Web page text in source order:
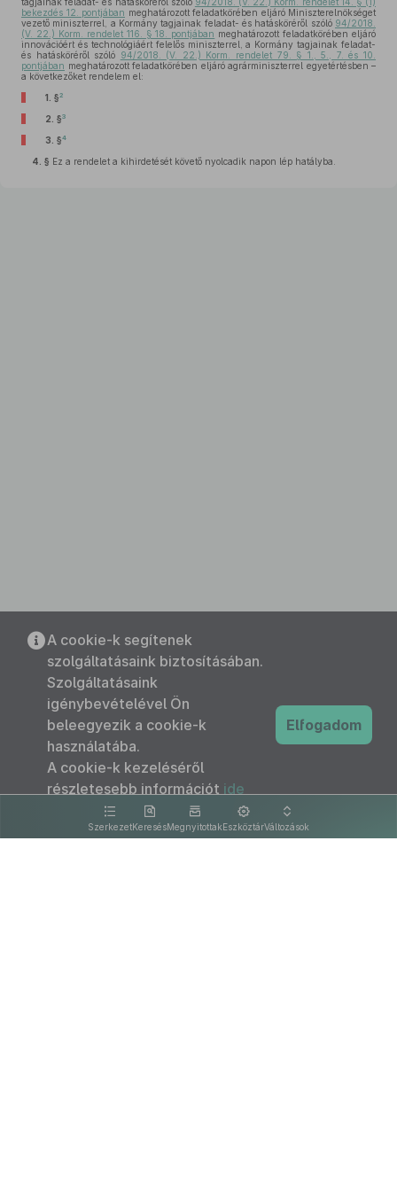
bekezdés 12. pontjában meghatározott feladatkörében eljáró Miniszterelnökséget
vezető miniszterrel, a Kormány tagjainak feladat- és hatásköréről szóló 94/2018.
(V. 22.) Korm. rendelet 116. § 18. pontjában meghatározott feladatkörében eljáró
innovációért és technológiáért felelős miniszterrel, a Kormány tagjainak feladat-
és hatásköréről szóló 94/2018. (V. 22.) Korm. rendelet 79. § 1., 5., 7. és 10.
pontjában meghatározott feladatkörében eljáró agrárminiszterrel egyetértésben –
a következőket rendelem el:
1. §2
2. §3
3. §4
4. § Ez a rendelet a kihirdetését követő nyolcadik napon lép hatályba.
SzerkezetKeresésMegnyitottakEszköztárVáltozások
A cookie-k segítenek
szolgáltatásaink biztosításában.
Szolgáltatásaink
igénybevételével Ön
beleegyezik a cookie-k
használatába.
A cookie-k kezeléséről
részletesebb információt ide
kattintva olvashat.
Elfogadom